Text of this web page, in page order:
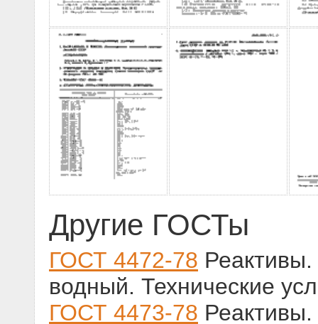
Другие ГОСТы
ГОСТ 4472-78
водный. Технические
ГОСТ 4473-78